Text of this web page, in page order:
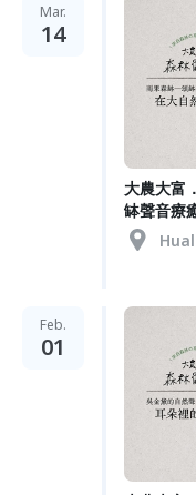
Mar.
14
大農大富
缽聲音療
Feb.
01